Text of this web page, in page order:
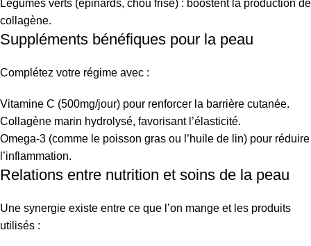
Legumes verts (épinards, chou frisé) : boostent la production de
collagène.
Suppléments bénéfiques pour la peau
Complétez votre régime avec :
Vitamine C (500mg/jour) pour renforcer la barrière cutanée.
Collagène marin hydrolysé, favorisant l’élasticité.
Omega-3 (comme le poisson gras ou l’huile de lin) pour réduire
l’inflammation.
Relations entre nutrition et soins de la peau
Une synergie existe entre ce que l’on mange et les produits
utilisés :